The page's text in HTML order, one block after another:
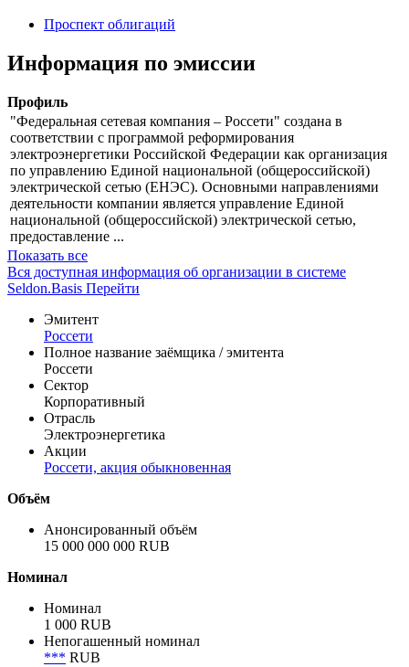
Проспект облигаций
Информация по эмиссии
Профиль
"Федеральная сетевая компания – Россети" создана в
соответствии с программой реформирования
электроэнергетики Российской Федерации как организация
по управлению Единой национальной (общероссийской)
электрической сетью (ЕНЭС). Основными направлениями
деятельности компании является управление Единой
национальной (общероссийской) электрической сетью,
предоставление ...
Показать все
Вся доступная информация об организации в системе
Seldon.Basis Перейти
Эмитент
Россети
Полное название заёмщика / эмитента
Россети
Сектор
Корпоративный
Отрасль
Электроэнергетика
Акции
Россети, акция обыкновенная
Объём
Анонсированный объём
15 000 000 000 RUB
Номинал
Номинал
1 000 RUB
Непогашенный номинал
*** RUB